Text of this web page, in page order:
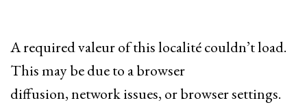
A required valeur of this localité couldn’t load.
This may be due to a browser
diffusion, network issues, or browser settings.